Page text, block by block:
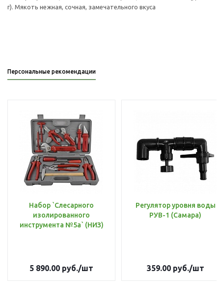
г). Мякоть нежная, сочная, замечательного вкуса
Персональные рекомендации
Набор `Слесарного
изолированного
инструмента №5а` (НИЗ)
5 890.00 руб./шт
Регулятор уровня воды
РУВ-1 (Самара)
359.00руб./шт